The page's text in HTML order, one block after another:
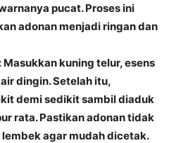
pucat. Proses ini
adonan menjadi ringan dan
: Masukkan kuning telur, esens
dingin. Setelah itu,
demi sedikit sambil diaduk
rata. Pastikan adonan tidak
agar mudah dicetak.